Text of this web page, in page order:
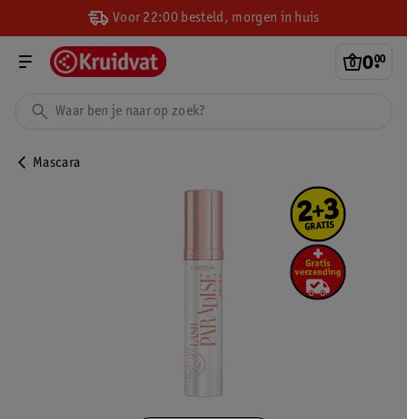
Voor 22:00 besteld, morgen in huis
0.
00
Mascara